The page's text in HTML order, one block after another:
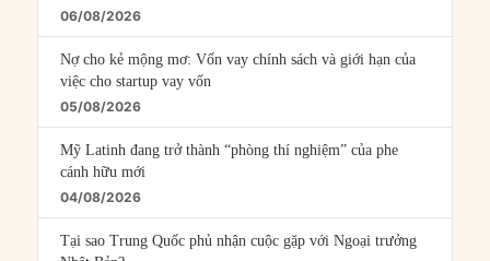
06/08/2026
Nợ cho kẻ mộng mơ: Vốn vay chính sách và giới hạn của
việc cho startup vay vốn
05/08/2026
Mỹ Latinh đang trở thành “phòng thí nghiệm” của phe
cánh hữu mới
04/08/2026
Tại sao Trung Quốc phủ nhận cuộc gặp với Ngoại trưởng